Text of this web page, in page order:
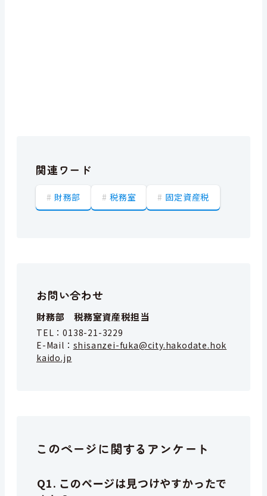
関連ワード
財務部 税務室 固定資産税
お問い合わせ
財務部 税務室資産税担当
TEL：0138-21-3229
E-Mail： shisanzei-fuka@city.hakodate.hok
kaido.jp
このページに関するアンケート